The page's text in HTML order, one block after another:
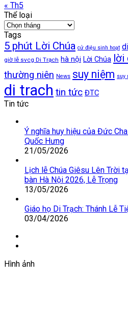
« Th5
Thể loại
Thể
loại
Tags
5 phút Lời Chúa cử điệu sinh hoạt
giờ lễ svcg Di Trạch hà nội Lời Chúa lời
thường niên News suy niệm suy
di trach tin tức ĐTC
Tin tức
Ý nghĩa huy hiệu của Đức
Quốc Hưng
21/05/2026
Lịch lễ Chúa Giêsu Lên Trời
bàn Hà Nội 2026, Lễ Trọng
13/05/2026
Giáo họ Di Trạch: Thánh Lễ
03/04/2026
Hình ảnh